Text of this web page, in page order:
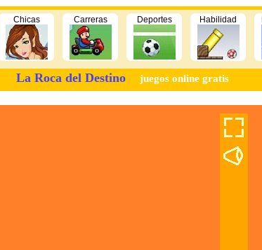
Chicas Carreras Deportes Habilidad
La Roca del Destino juegos online gratis